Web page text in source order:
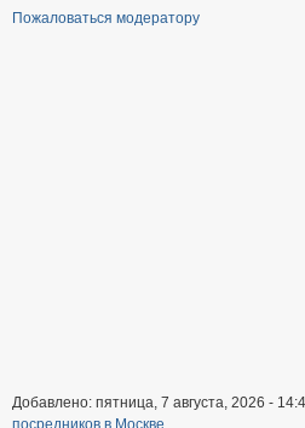
Пожаловаться модератору
Добавлено: пятница, 7 августа, 2026 -
посредников в Москве